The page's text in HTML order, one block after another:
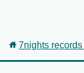
7nights records